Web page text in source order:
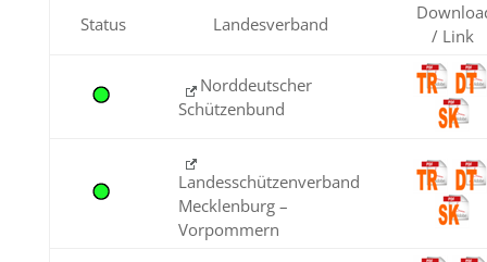
Status Landesverband
/ Link
Norddeutscher
Schützenbund
Landesschützenverband
Mecklenburg –
Vorpommern